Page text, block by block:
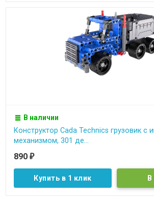
В наличии
Конструктор Cada Technics грузовик c
механизмом, 301 де...
890 ₽
Купить в 1 клик